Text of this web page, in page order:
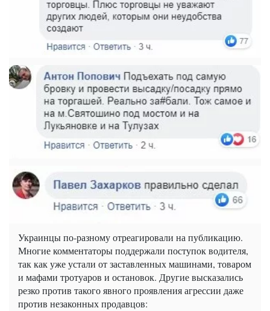
Украинцы по-разному отреагировали на публикацию.
Многие комментаторы поддержали поступок водителя,
так как уже устали от заставленных машинами, товаром
и мафами тротуаров и остановок. Другие высказались
резко против такого явного проявления агрессии даже
против незаконных продавцов: